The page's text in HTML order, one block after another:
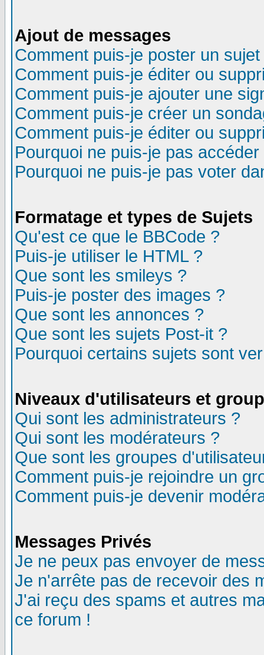
Ajout de messages
Comment puis-je poster un
Comment puis-je éditer ou
Comment puis-je ajouter une
Comment puis-je créer un
Comment puis-je éditer ou
Pourquoi ne puis-je pas
Pourquoi ne puis-je pas voter
Formatage et types de Sujets
Qu'est ce que le BBCode ?
Puis-je utiliser le HTML ?
Que sont les smileys ?
Puis-je poster des images ?
Que sont les annonces ?
Que sont les sujets Post-it ?
Pourquoi certains sujets sont
Niveaux d'utilisateurs et
Qui sont les administrateurs ?
Qui sont les modérateurs ?
Que sont les groupes
Comment puis-je rejoindre un
Comment puis-je devenir
Messages Privés
Je ne peux pas envoyer de
Je n'arrête pas de recevoir des
J'ai reçu des spams et autres
ce forum !